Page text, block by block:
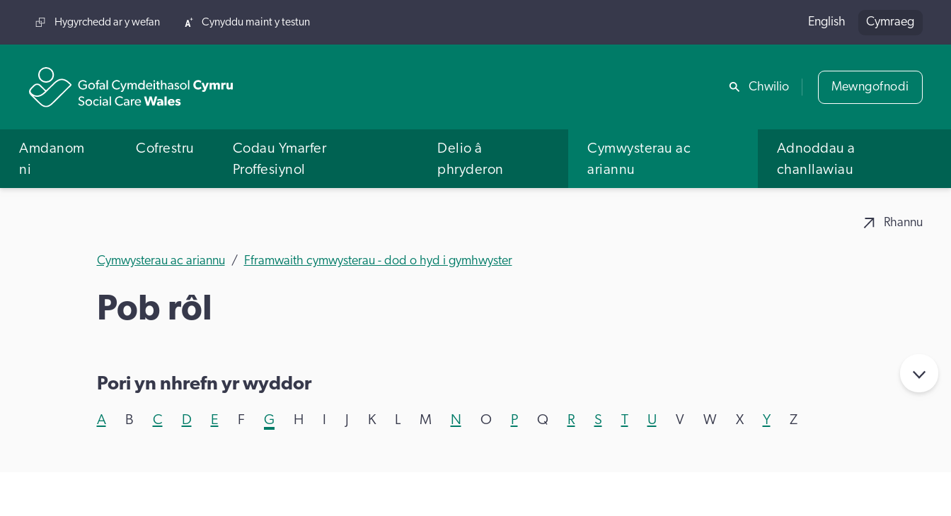
Rhannu
Hygyrchedd ar y wefan Cynyddu maint y testun English Cymraeg
Chwilio Mewngofnodi
Amdanom
ni
Cofrestru
Codau Ymarfer
Proffesiynol
Delio â
phryderon
Cymwysterau ac
ariannu
Adnoddau a
chanllawiau
Rhannu
Cymwysterau ac ariannu Fframwaith cymwysterau - dod o hyd i gymhwyster
Pob rôl
Pori yn nhrefn yr wyddor
A B C D E F G H K L M N O P Q R S T U V W X Y Z